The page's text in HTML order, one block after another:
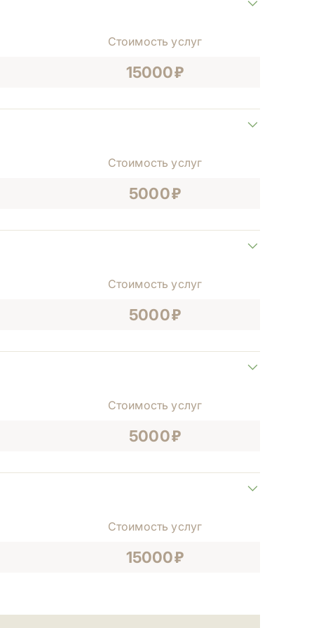
Стоимость услуг
15000
Стоимость услуг
5000
Стоимость услуг
5000
Стоимость услуг
5000
Стоимость услуг
15000